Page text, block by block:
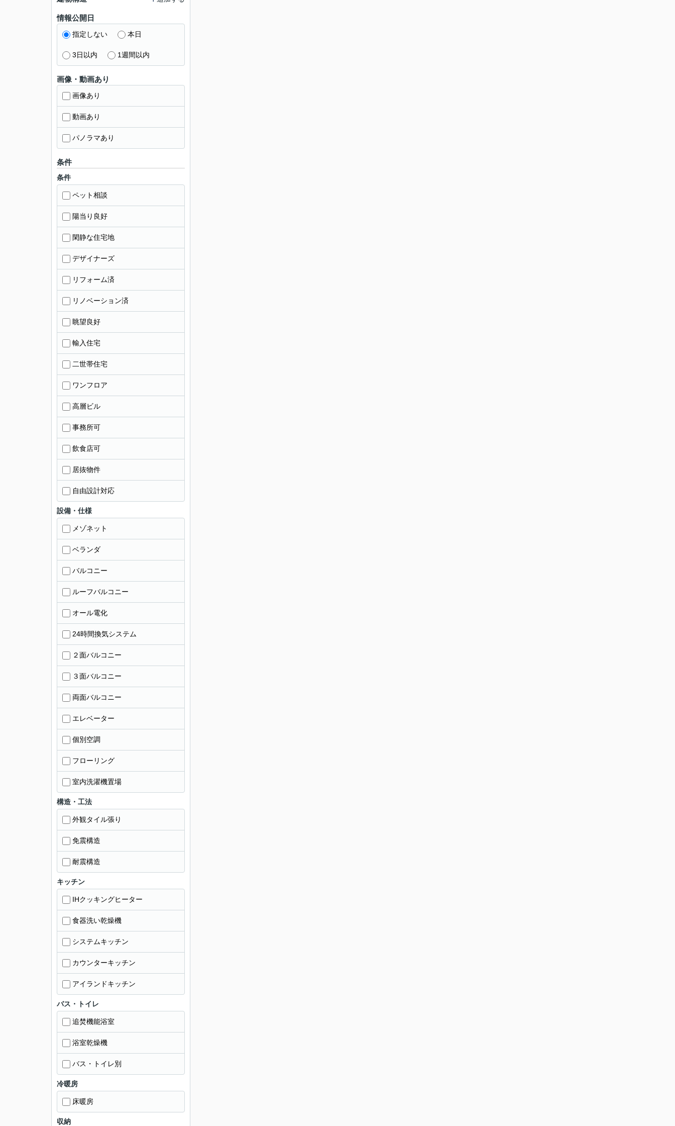
情報公開日
指定しない 本日
3日以内 1週間以内
画像・動画あり
画像あり
動画あり
パノラマあり
条件
条件
ペット相談
陽当り良好
閑静な住宅地
デザイナーズ
リフォーム済
リノベーション済
眺望良好
輸入住宅
二世帯住宅
ワンフロア
高層ビル
事務所可
飲食店可
居抜物件
自由設計対応
設備・仕様
メゾネット
ベランダ
バルコニー
ルーフバルコニー
オール電化
24時間換気システム
２面バルコニー
３面バルコニー
両面バルコニー
エレベーター
個別空調
フローリング
室内洗濯機置場
構造・工法
外観タイル張り
免震構造
耐震構造
キッチン
IHクッキングヒーター
食器洗い乾燥機
システムキッチン
カウンターキッチン
アイランドキッチン
バス・トイレ
追焚機能浴室
浴室乾燥機
バス・トイレ別
冷暖房
床暖房
収納